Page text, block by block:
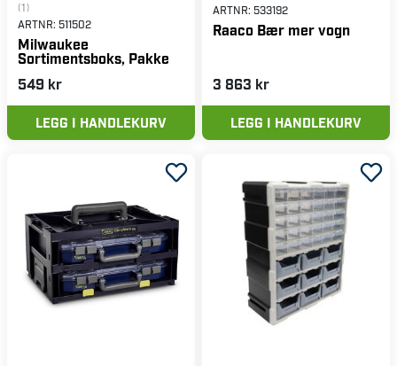
(1)
ARTNR: 511502
Milwaukee
Sortimentsboks, Pakke
549 kr
LEGG I HANDLEKURV
ARTNR: 533192
Raaco Bær mer vogn
3 863 kr
LEGG I HANDLEKURV